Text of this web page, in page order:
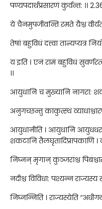
पण्यपदार्थप्रसारणं कुर्वन्त: ।।
ये चैनमुपजीवन्ति रमते यैश्च
तेषां बहुविधं दत्त्वा तान्यप्यत्र
य इति । एनं रामं बहुविधं
।।
आयुधानि च मुख्यानि नागरा:
अनुगच्छन्तु काकुत्स्थं
आयुधानीति । आयुधानि आयुधधरा:
शकटानि तैलघृतादिप्रापकाणि ।
निघ्नन् मृगान् कुञ्जरांश्च
नदीश्च विविधा: पश्यन्न राज्यस्य
निघ्नन्निति । राज्यस्येति